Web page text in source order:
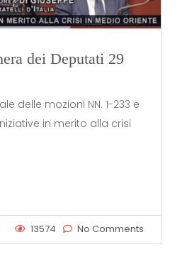
dei Deputati 29
delle mozioni NN. 1-233 e
in merito alla crisi
13574 No Comments